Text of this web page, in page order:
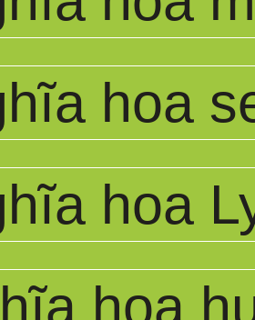
hoa
hoa
hoa